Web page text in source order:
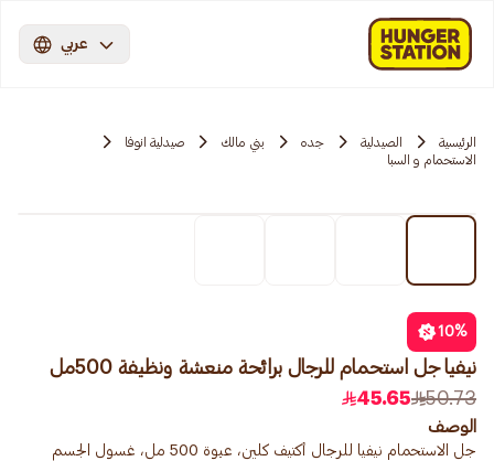
عربي
الرئيسية الصيدلية جده بني مالك
صيدلية انوفا
الاستحمام و السبا
10%
نيفيا جل استحمام للرجال برائحة منعشة ونظيفة 500مل
50.73
45.65
الوصف
جل الاستحمام نيفيا للرجال أكتيف كلين، عبوة 500 مل، غسول الجسم